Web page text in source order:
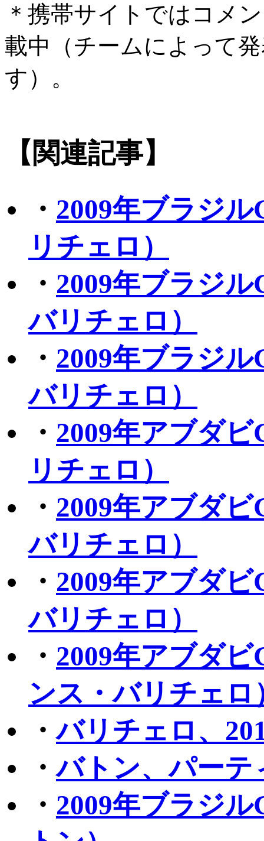
＊携帯サイトではコメ
載中（チームによって
す）。
【関連記事】
・ 2009年ブラジ
リチェロ）
・ 2009年ブラジ
バリチェロ）
・ 2009年ブラジ
バリチェロ）
・ 2009年アブダ
リチェロ）
・ 2009年アブダ
バリチェロ）
・ 2009年アブダ
バリチェロ）
・ 2009年アブダ
ンス・バリチェロ
・バリチェロ、
・バトン、パーテ
・ 2009年ブラジ